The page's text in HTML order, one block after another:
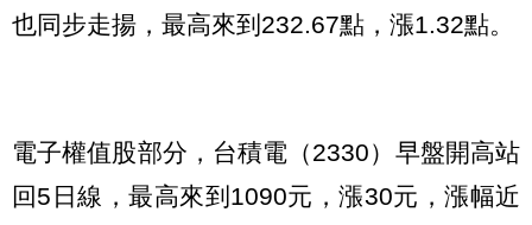
也同步走揚，最高來到232.67點，漲1.32點。
電子權值股部分，台積電（2330）早盤開高站
回5日線，最高來到1090元，漲30元，漲幅近